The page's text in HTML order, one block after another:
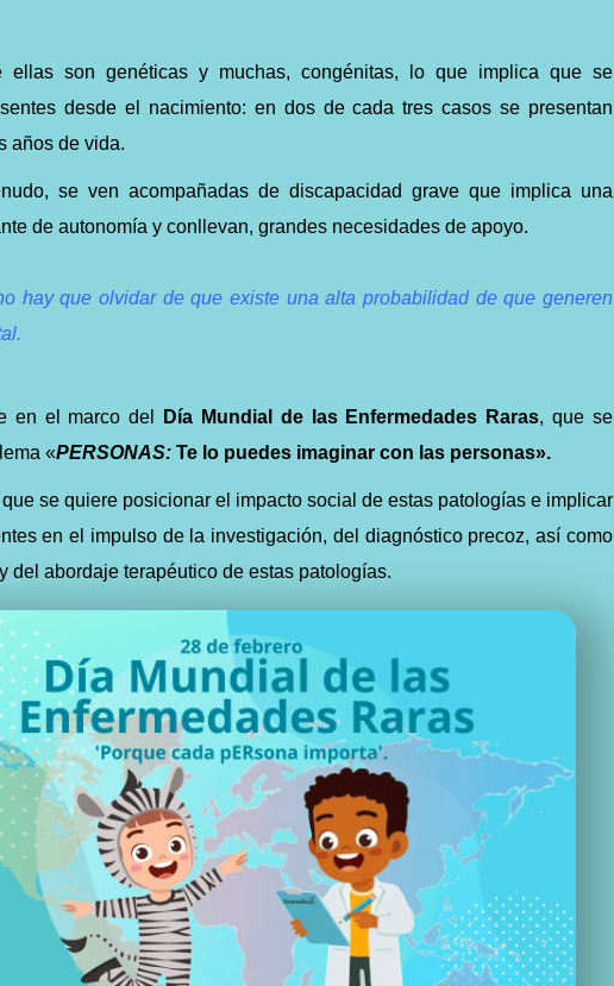
ellas son genéticas y muchas, congénitas, lo que implica que se
desde el nacimiento: en dos de cada tres casos se presentan
años de vida.
se ven acompañadas de discapacidad grave que implica una
de autonomía y conllevan, grandes necesidades de apoyo.
hay que olvidar de que existe una alta probabilidad de que generen
en el marco del Día Mundial de las Enfermedades Raras, que se
«PERSONAS:Te lo puedes imaginar con las personas».
se quiere posicionar el impacto social de estas patologías e implicar
en el impulso de la investigación, del diagnóstico precoz, así como
del abordaje terapéutico de estas patologías.